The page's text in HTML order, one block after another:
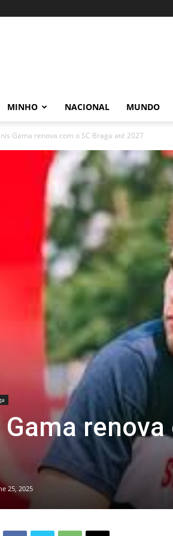
MINHO NACIONAL MUNDO
Gama renova com o SC Braga até 2027
25, 2025